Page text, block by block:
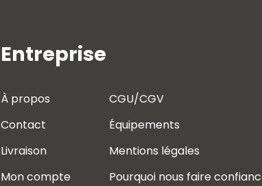
Entreprise
À propos
CGU/CGV
Contact
Équipements
Livraison
Mentions légales
Mon compte
Pourquoi nous faire